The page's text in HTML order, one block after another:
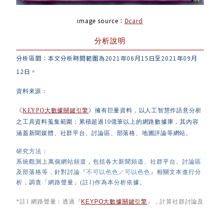
image source： Dcard
分析說明
分析區間：本文分析時間範圍為2021年06月15日至2021年09月
12日。
資料來源：
《KEYPO大數據關鍵引擎》擁有巨量資料，以人工智慧作語意分析
之工具資料蒐集範圍：累積超過10億筆以上的網路數據庫，其內容
涵蓋新聞媒體、社群平台、討論區、部落格、地圖評論等網站。
研究方法：
系統觀測上萬個網站頻道，包括各大新聞頻道、社群平台、討論區
及 部落格等，針對討論『不可以色色／可以色色』相關文本進行分
析，調查
「網路聲量」 (註1)作為本分析依據。
*註1 網路聲量：透過『 KEYPO大數據關鍵引擎 』，計算社群討論及